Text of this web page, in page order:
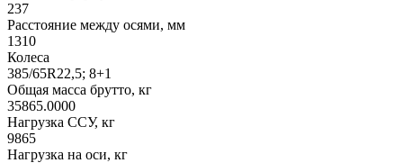
237
Расстояние между осями, мм
1310
Колеса
385/65R22,5; 8+1
Общая масса брутто, кг
35865.0000
Нагрузка ССУ, кг
9865
Нагрузка на оси, кг